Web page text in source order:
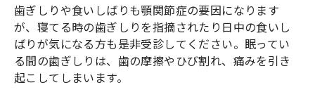
歯ぎしりや食いしばりも顎関節症の要因になります
が、寝てる時の歯ぎしりを指摘されたり日中の食いし
ばりが気になる方も是非受診してください。眠ってい
る間の歯ぎしりは、歯の摩擦やひび割れ、痛みを引き
起こしてしまいます。